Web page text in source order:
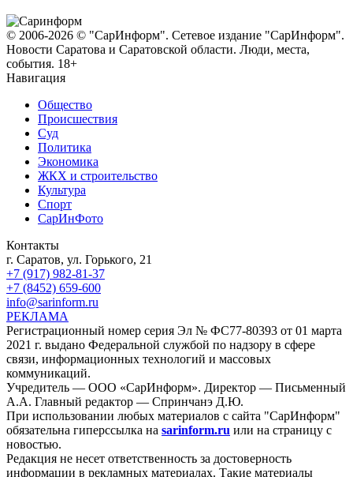
© 2006-2026 © "СарИнформ". Сетевое издание "СарИнформ".
Новости Саратова и Саратовской области. Люди, места,
события. 18+
Навигация
Общество
Происшествия
Суд
Политика
Экономика
ЖКХ и строительство
Культура
Спорт
СарИнФото
Контакты
г. Саратов, ул. Горького, 21
+7 (917) 982-81-37
+7 (8452) 659-600
info@sarinform.ru
РЕКЛАМА
Регистрационный номер серия Эл № ФС77-80393 от 01 марта
2021 г. выдано Федеральной службой по надзору в сфере
связи, информационных технологий и массовых
коммуникаций.
Учредитель — ООО «СарИнформ». Директор — Письменный
А.А. Главный редактор — Спринчанэ Д.Ю.
При использовании любых материалов с сайта "СарИнформ"
обязательна гиперссылка на sarinform.ru или на страницу с
новостью.
Редакция не несет ответственность за достоверность
информации в рекламных материалах. Такие материалы